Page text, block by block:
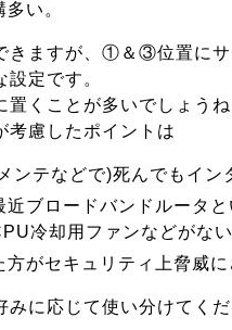
い。
ますが、①＆③位置にサ
定です。
くことが多いでしょう
考慮したポイントは
ンテなどで)死んでもイン
ブロードバンドルータ
冷却用ファンなどがな
方がセキュリティ上脅威
みに応じて使い分けてくだ